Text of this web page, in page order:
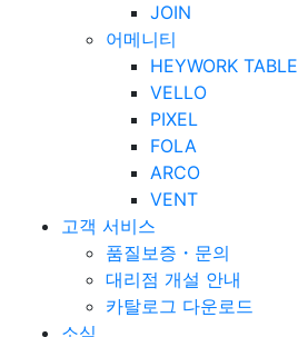
JOIN
어메니티
HEYWORK TABLE
VELLO
PIXEL
FOLA
ARCO
VENT
고객 서비스
품질보증・문의
대리점 개설 안내
카탈로그 다운로드
소식